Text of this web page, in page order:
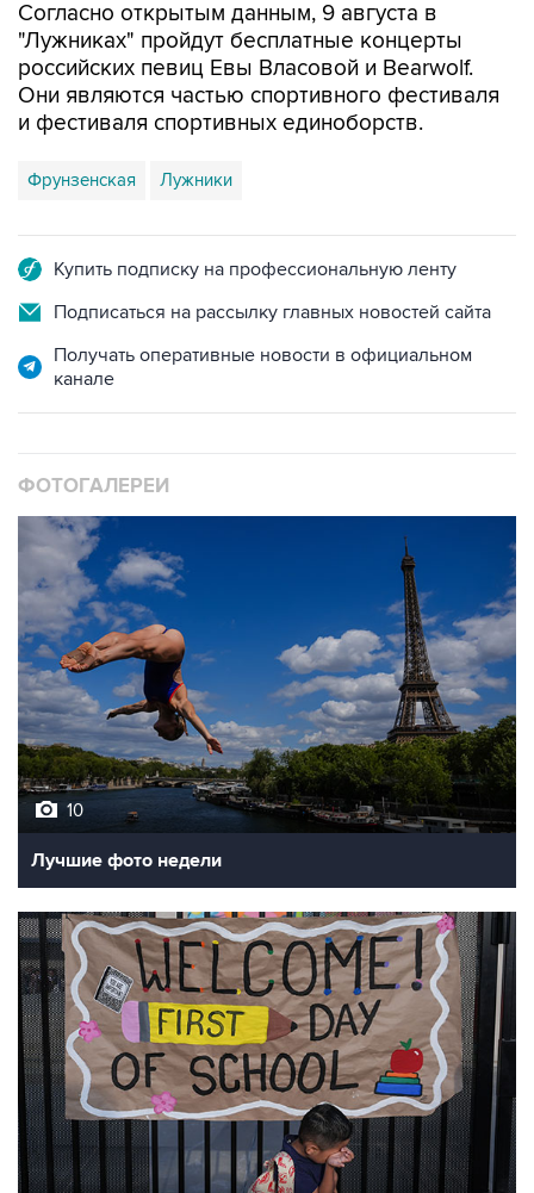
Согласно открытым данным, 9 августа в
"Лужниках" пройдут бесплатные концерты
российских певиц Евы Власовой и Bearwolf.
Они являются частью спортивного фестиваля
и фестиваля спортивных единоборств.
Фрунзенская Лужники
Купить подписку на профессиональную ленту
Подписаться на рассылку главных новостей сайта
Получать оперативные новости в официальном
канале
ФОТОГАЛЕРЕИ
10
Лучшие фото недели